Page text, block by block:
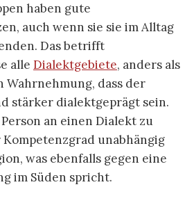
haben gute
auch wenn sie sie im Alltag
Das betrifft
alle Dialektgebiete, anders als
Wahrnehmung, dass der
stärker dialektgeprägt sein.
an einen Dialekt zu
unabhängig
was ebenfalls gegen eine
im Süden spricht.